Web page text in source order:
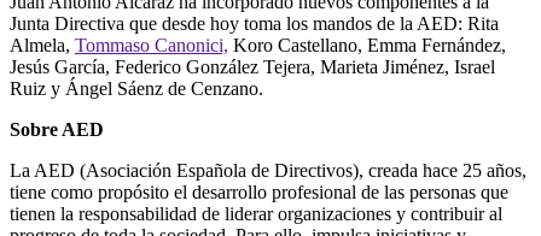
Junta Directiva que desde hoy toma los mandos de la AED: Rita
Almela, Tommaso Canonici, Koro Castellano, Emma Fernández,
Jesús García, Federico González Tejera, Marieta Jiménez, Israel
Ruiz y Ángel Sáenz de Cenzano.
Sobre AED
La AED (Asociación Española de Directivos), creada hace 25 años,
tiene como propósito el desarrollo profesional de las personas que
tienen la responsabilidad de liderar organizaciones y contribuir al